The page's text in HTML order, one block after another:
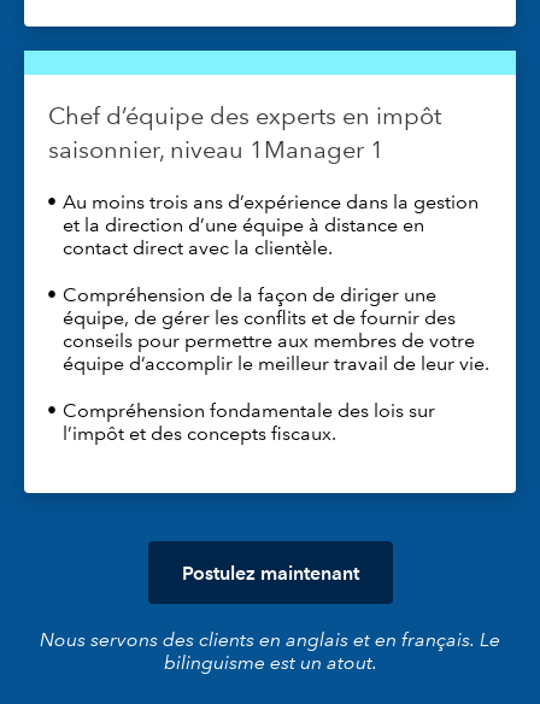
Chef d’équipe des experts en impôt
saisonnier, niveau 1 Manager 1
Au moins trois ans d’expérience dans la gestion
et la direction d’une équipe à distance en
contact direct avec la clientèle.
Compréhension de la façon de diriger une
équipe, de gérer les conflits et de fournir des
conseils pour permettre aux membres de votre
équipe d’accomplir le meilleur travail de leur vie.
Compréhension fondamentale des lois sur
l’impôt et des concepts fiscaux.
Postulez maintenant
Nous servons des clients en anglais et en français. Le
bilinguisme est un atout.